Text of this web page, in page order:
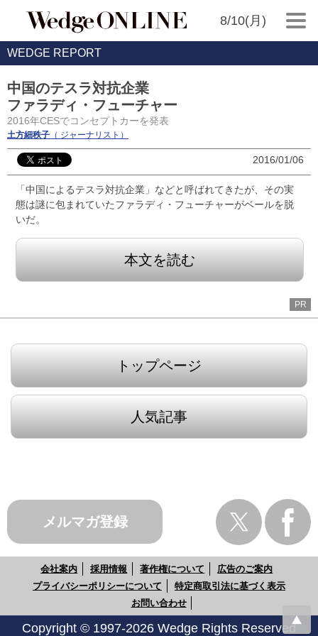
8/10(月)
WEDGE REPORT
中国のテスラ対抗企業
ファラディ・フューチャー
2016年CESでコンセプトカーを発表
土方細秩子 （ ジャーナリスト）
2016/01/06
「中国によるテスラ対抗企業」などと呼ばれてきたが、その実
態は謎に包まれていたファラディ・フューチャーがベールを脱
いだ。
本文を読む
PR
トップページ
人気記事
メルマガ登録
会社案内 採用情報 著作権について
広告のご案内
プライバシーポリシーについて
特定商取引法に基づく表示
お問い合わせ
Copyright © 1997-2026 Wedge Rights Reserved